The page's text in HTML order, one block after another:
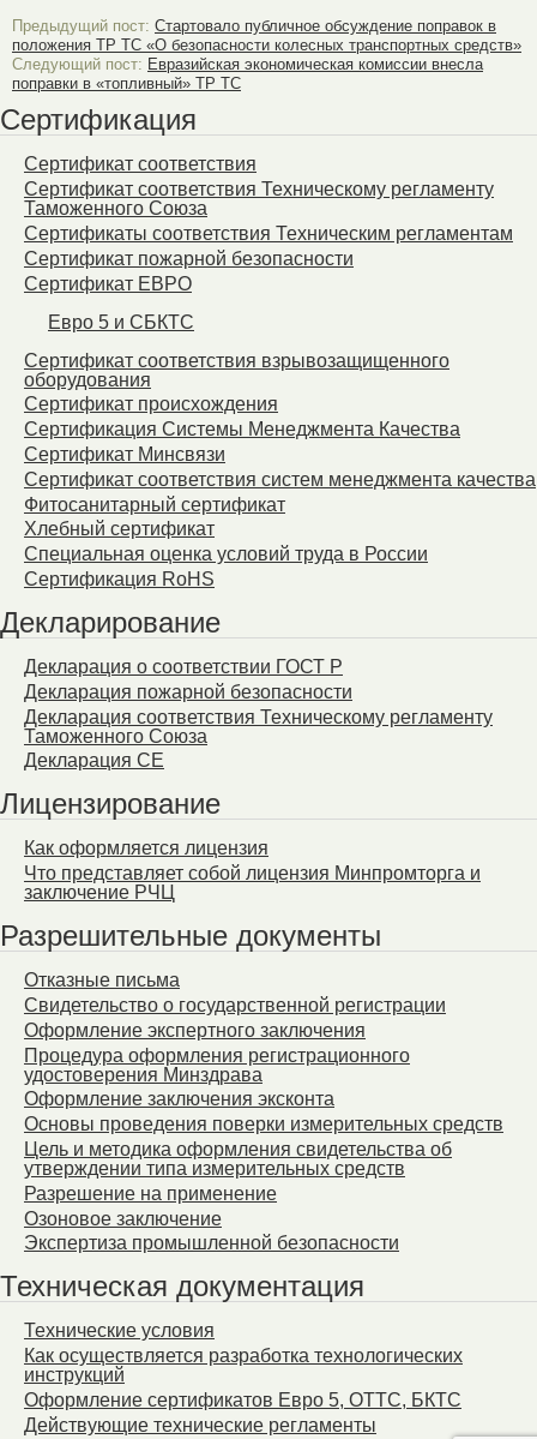
Предыдущий пост: Стартовало публичное обсуждение поправок в
положения ТР ТС «О безопасности колесных транспортных средств»
Следующий пост: Евразийская экономическая комиссии внесла
поправки в «топливный» ТР ТС
Сертификация
Сертификат соответствия
Сертификат соответствия Техническому регламенту
Таможенного Союза
Сертификаты соответствия Техническим регламентам
Сертификат пожарной безопасности
Сертификат ЕВРО
Евро 5 и СБКТС
Сертификат соответствия взрывозащищенного
оборудования
Сертификат происхождения
Сертификация Системы Менеджмента Качества
Сертификат Минсвязи
Сертификат соответствия систем менеджмента качества
Фитосанитарный сертификат
Хлебный сертификат
Специальная оценка условий труда в России
Сертификация RoHS
Декларирование
Декларация о соответствии ГОСТ Р
Декларация пожарной безопасности
Декларация соответствия Техническому регламенту
Таможенного Союза
Декларация СЕ
Лицензирование
Как оформляется лицензия
Что представляет собой лицензия Минпромторга и
заключение РЧЦ
Разрешительные документы
Отказные письма
Свидетельство о государственной регистрации
Оформление экспертного заключения
Процедура оформления регистрационного
удостоверения Минздрава
Оформление заключения эксконта
Основы проведения поверки измерительных средств
Цель и методика оформления свидетельства об
утверждении типа измерительных средств
Разрешение на применение
Озоновое заключение
Экспертиза промышленной безопасности
Техническая документация
Технические условия
Как осуществляется разработка технологических
инструкций
Оформление сертификатов Евро 5, ОТТС, БКТС
Действующие технические регламенты